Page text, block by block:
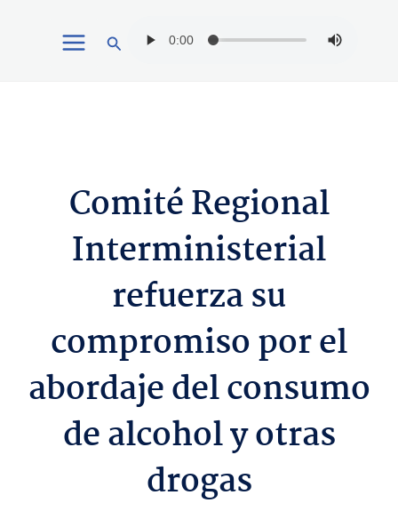
Buscar
Comité Regional
Interministerial
refuerza su
compromiso por el
abordaje del consumo
de alcohol y otras
drogas